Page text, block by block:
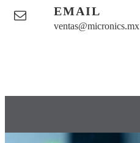
EMAIL
ventas@micronics.mx